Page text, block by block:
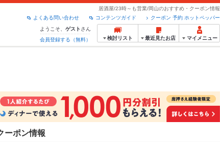
居酒屋/23時～も営業/岡山のおすすめ・クーポン情報
クーポン 予約 ホットペッパー
コンテンツガイド
よくある問い合わせ
ようこそ、 ゲスト さん
会員登録する（無料）
検討リスト 最近見たお店 マイメニュー
ーポン情報